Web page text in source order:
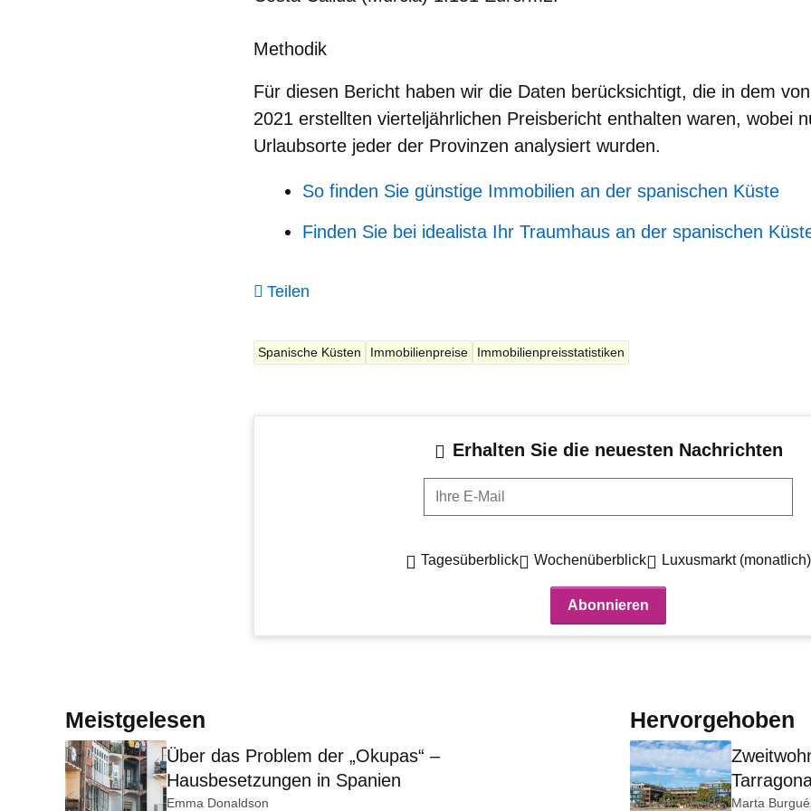
Methodik
Für diesen Bericht haben wir die Daten berücksichtigt, die in dem
2021 erstellten vierteljährlichen Preisbericht enthalten waren, wobei
Urlaubsorte jeder der Provinzen analysiert wurden.
So finden Sie günstige Immobilien an der spanischen Küste
Finden Sie bei idealista Ihr Traumhaus an der spanischen
Teilen
Spanische Küsten Immobilienpreise Immobilienpreisstatistiken
Erhalten Sie die neuesten Nachrichten
Ihre E-Mail
Tagesüberblick Wochenüberblick Luxusmarkt (monatlich)
Meistgelesen
Über das Problem der „Okupas“ –
Hausbesetzungen in Spanien
Emma Donaldson
Hervorgehoben
Marta